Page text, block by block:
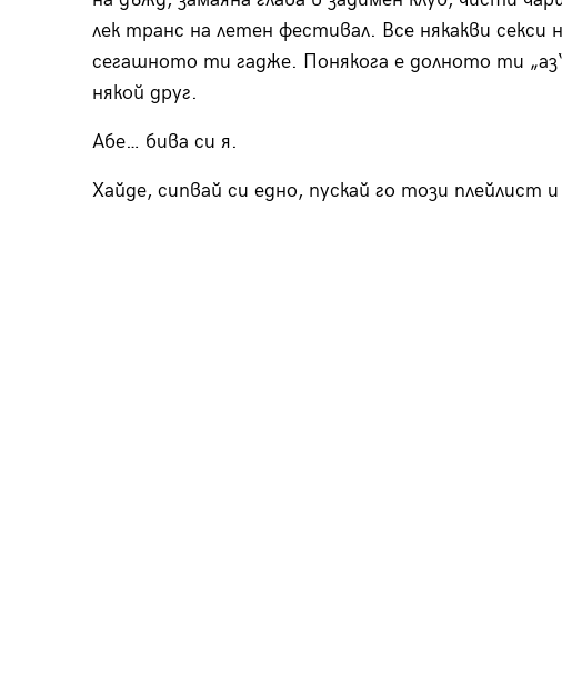
лек транс на летен фестивал. Все някакви
сегашното ти гадже. Понякога е долното ти
някой друг.
Абе… бива си я.
Хайде, сипвай си едно, пускай го този